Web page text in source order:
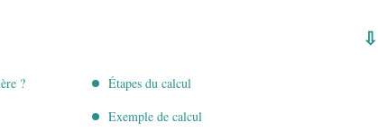
?
Étapes du calcul
Exemple de calcul